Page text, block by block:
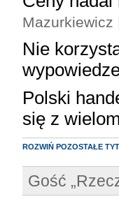
Mazurkiewicz
Nie
Polski
się z
ROZWIŃ POZOSTAŁE
Gość